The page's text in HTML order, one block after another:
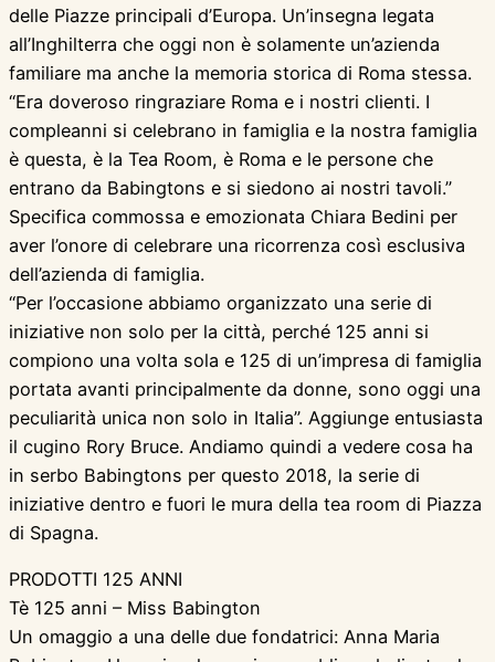
delle Piazze principali d’Europa. Un’insegna legata
all’Inghilterra che oggi non è solamente un’azienda
familiare ma anche la memoria storica di Roma stessa.
“Era doveroso ringraziare Roma e i nostri clienti. I
compleanni si celebrano in famiglia e la nostra famiglia
è questa, è la Tea Room, è Roma e le persone che
entrano da Babingtons e si siedono ai nostri tavoli.”
Specifica commossa e emozionata Chiara Bedini per
aver l’onore di celebrare una ricorrenza così esclusiva
dell’azienda di famiglia.
“Per l’occasione abbiamo organizzato una serie di
iniziative non solo per la città, perché 125 anni si
compiono una volta sola e 125 di un’impresa di famiglia
portata avanti principalmente da donne, sono oggi una
peculiarità unica non solo in Italia”. Aggiunge entusiasta
il cugino Rory Bruce. Andiamo quindi a vedere cosa ha
in serbo Babingtons per questo 2018, la serie di
iniziative dentro e fuori le mura della tea room di Piazza
di Spagna.
PRODOTTI 125 ANNI
Tè 125 anni – Miss Babington
Un omaggio a una delle due fondatrici: Anna Maria